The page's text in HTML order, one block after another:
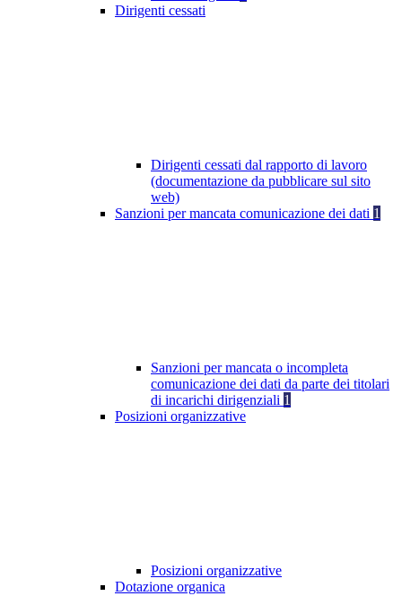
Dirigenti cessati
Dirigenti cessati dal rapporto di lavoro
(documentazione da pubblicare sul sito
web)
Sanzioni per mancata comunicazione dei dati 1
Sanzioni per mancata o incompleta
comunicazione dei dati da parte dei titolari
di incarichi dirigenziali 1
Posizioni organizzative
Posizioni organizzative
Dotazione organica